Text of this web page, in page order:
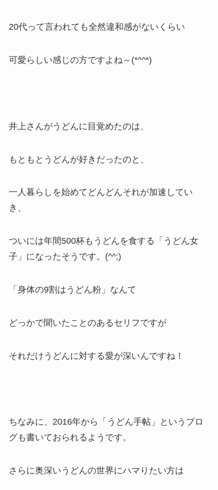
20代って言われても全然違和感がないくらい
可愛らしい感じの方ですよね～(*^^*)
井上さんがうどんに目覚めたのは、
もともとうどんが好きだったのと、
一人暮らしを始めてどんどんそれが加速してい
き、
ついには年間500杯もうどんを食する「うどん女
子」になったそうです。(^^;)
「身体の9割はうどん粉」 なんて
どっかで聞いたことのあるセリフですが
それだけ うどんに対する愛が深いんですね！
ちなみに、2016年から「うどん手帖」というブロ
グも書いておられるようです。
さらに奥深いうどんの世界にハマりたい方は